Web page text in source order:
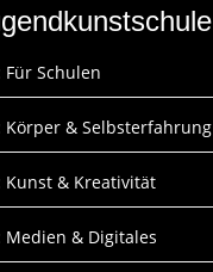
Für Schulen
Körper & Selbsterfahrung
Kunst & Kreativität
Medien & Digitales